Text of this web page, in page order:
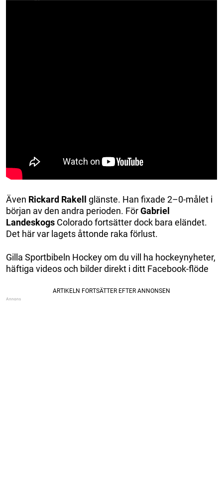
Även Rickard Rakell glänste. Han fixade 2–0-målet i
början av den andra perioden. FörGabriel
Landeskogs Colorado fortsätter dock bara eländet.
Det här var lagets åttonde raka förlust.
Gilla Sportbibeln Hockey om du vill ha hockeynyheter,
häftiga videos och bilder direkt i ditt Facebook-flöde